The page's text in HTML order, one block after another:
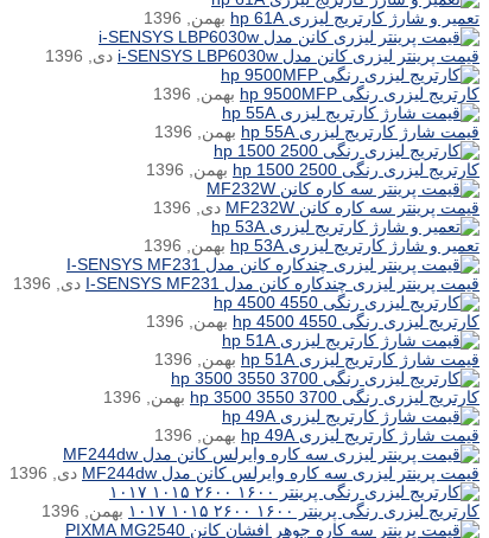
تعمیر و شارژ کارتریج لیزری hp 61A
بهمن, 1396
قیمت پرینتر لیزری کانن مدل i-SENSYS LBP6030w
دی, 1396
کارتریج لیزری رنگی hp 9500MFP
بهمن, 1396
قیمت شارژ کارتریج لیزری hp 55A
بهمن, 1396
کارتریج لیزری رنگی hp 1500 2500
بهمن, 1396
قیمت پرینتر سه کاره کانن MF232W
دی, 1396
تعمیر و شارژ کارتریج لیزری hp 53A
بهمن, 1396
قیمت پرینتر لیزری چندکاره کانن مدل I-SENSYS MF231
دی, 1396
کارتریج لیزری رنگی hp 4500 4550
بهمن, 1396
قیمت شارژ کارتریج لیزری hp 51A
بهمن, 1396
کارتریج لیزری رنگی hp 3500 3550 3700
بهمن, 1396
قیمت شارژ کارتریج لیزری hp 49A
بهمن, 1396
قیمت پرینتر لیزری سه کاره وایرلس کانن مدل MF244dw
دی, 1396
کارتریج لیزری رنگی پرینتر ۱۶۰۰ ۲۶۰۰ ۱۰۱۵ ۱۰۱۷
بهمن, 1396